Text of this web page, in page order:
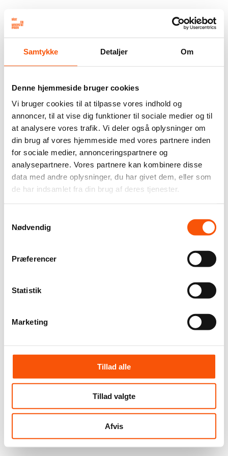
Samtykke Detaljer Om
Denne hjemmeside bruger cookies
Vi bruger cookies til at tilpasse vores indhold og
annoncer, til at vise dig funktioner til sociale medier og til
at analysere vores trafik. Vi deler også oplysninger om
din brug af vores hjemmeside med vores partnere inden
for sociale medier, annonceringspartnere og
analysepartnere. Vores partnere kan kombinere disse
data med andre oplysninger, du har givet dem, eller som
de har indsamlet fra din brug af deres tjenester.
Nødvendig
Præferencer
Statistik
Marketing
Tillad alle
Tillad valgte
Afvis